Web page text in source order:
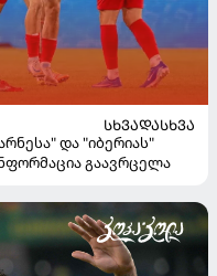
ᲡᲮᲕᲐᲓᲐᲡᲮᲕᲐ
და "იბერიას"
გაავრცელა